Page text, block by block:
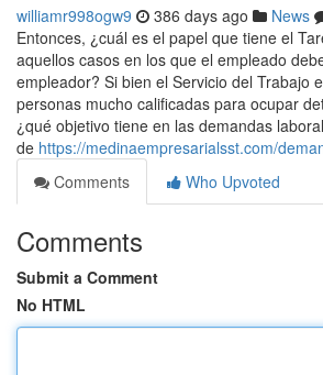
williamr998ogw9 386 days ago News
Entonces, ¿cuál es el papel que tiene el
aquellos casos en los que el empleado
empleador? Si bien el Servicio del Trabajo
personas mucho calificadas para ocupar
¿qué objetivo tiene en las demandas
de https://medinaempresarialsst.com/
Comments
Who Upvoted
Comments
Submit a Comment
No HTML